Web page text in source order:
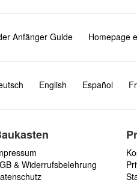
Anfänger Guide Homepage
English Español
& Widerrufsbelehrung